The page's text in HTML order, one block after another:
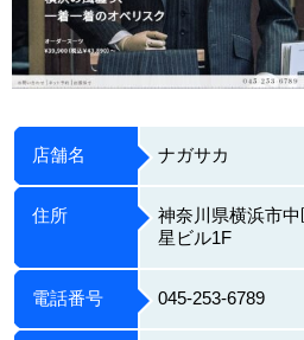
店舗名 ナガサカ
住所
神奈川県横浜市
星ビル1F
電話番号 045-253-6789